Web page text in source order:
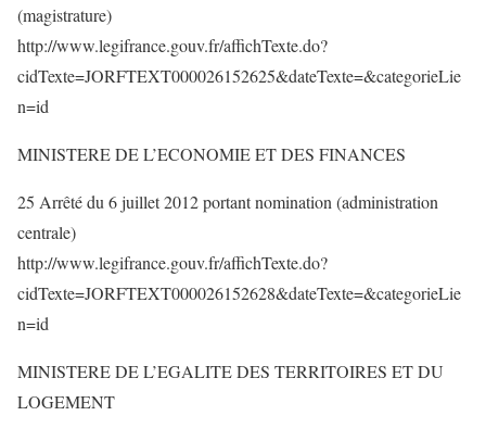
(magistrature)
http://www.legifrance.gouv.fr/affichTexte.do?
cidTexte=JORFTEXT000026152625&dateTexte=&categorieLie
n=id
MINISTERE DE L’ECONOMIE ET DES FINANCES
25 Arrêté du 6 juillet 2012 portant nomination (administration
centrale)
http://www.legifrance.gouv.fr/affichTexte.do?
cidTexte=JORFTEXT000026152628&dateTexte=&categorieLie
n=id
MINISTERE DE L’EGALITE DES TERRITOIRES ET DU
LOGEMENT